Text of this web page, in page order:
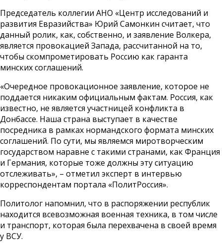
Председатель коллегии АНО «Центр исследований и
развития Евразийства» Юрий Самонкин считает, что
данный ролик, как, собственно, и заявление Волкера,
является провокацией Запада, рассчитанной на то,
чтобы скомпрометировать Россию как гаранта
минских соглашений.
«Очередное провокационное заявление, которое не
поддается никаким официальным фактам. Россия, как
известно, не является участницей конфликта в
Донбассе. Наша страна выступает в качестве
посредника в рамках нормандского формата минских
соглашений. По сути, мы являемся миротворческим
государством наравне с такими странами, как Франция
и Германия, которые тоже должны эту ситуацию
отслеживать», – отметил эксперт в интервью
корреспондентам портала «ПолитРоссия».
Политолог напомнил, что в распоряжении республик
находится всевозможная военная техника, в том числе
и транспорт, которая была перехвачена в своей время
у ВСУ.